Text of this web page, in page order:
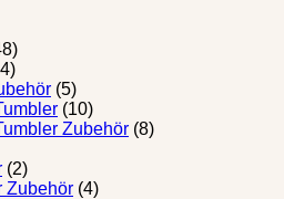
(5)
(10)
Zubehör (8)
(2)
Zubehör (4)